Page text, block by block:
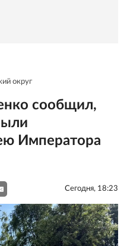
округ
сообщил,
Императора
Сегодня, 18:23